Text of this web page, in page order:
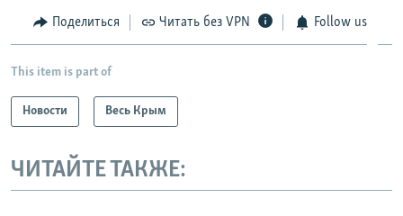
Поделиться Читать без VPN Follow us
This item is part of
Новости Весь Крым
ЧИТАЙТЕ ТАКЖЕ: